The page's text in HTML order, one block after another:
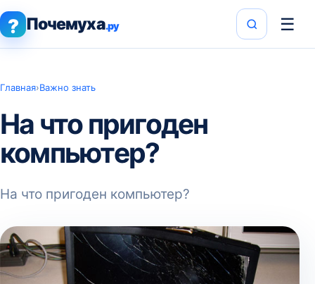
? Почемуха.ру ☰
Главная›Важно знать
На что пригоден
компьютер?
На что пригоден компьютер?